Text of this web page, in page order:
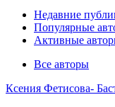
Недавние
Популярные
Активные
Все авторы
Ксения Фетисова-